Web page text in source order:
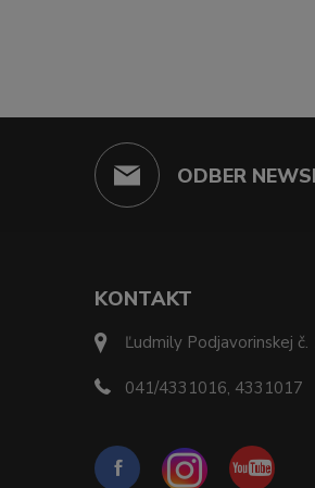
ODBER
KONTAKT
Ľudmily Podjavorinskej
041/4331016, 4331017